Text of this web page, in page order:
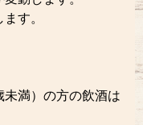
す。
満）の方の飲酒は